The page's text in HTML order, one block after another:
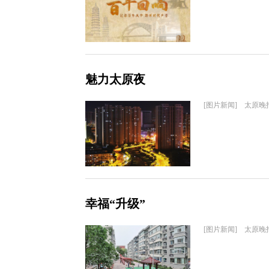
魅力太原夜
[图片新闻] 太原晚
幸福“升级”
[图片新闻] 太原晚